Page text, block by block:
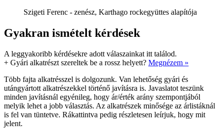
Szigeti Ferenc - zenész, Karthago rockegyüttes alapítója
Gyakran ismételt kérdések
A leggyakoribb kérdésekre adott válaszainkat itt találod.
+ Gyári alkatrészt szereltek be a rossz helyett? Megnézem »
Több fajta alkatrésszel is dolgozunk. Van lehetőség gyári és
utángyártott alkatrészekkel történő javításra is. Javaslatot teszünk
minden javításnál egyénileg, hogy ár/érték arány szempontjából
melyik lehet a jobb választás. Az alkatrészek minősége az árlistáknál
is fel van tüntetve. Rákattintva pedig részletesen leírjuk, hogy mit
jelent.